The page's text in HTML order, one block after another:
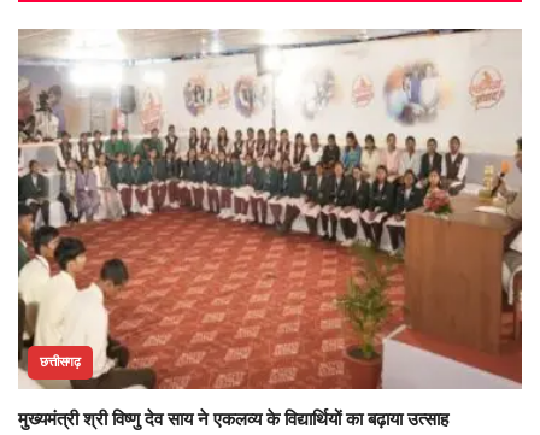
छत्तीसगढ़
मुख्यमंत्री श्री विष्णु देव साय ने एकलव्य के विद्यार्थियों का बढ़ाया उत्साह